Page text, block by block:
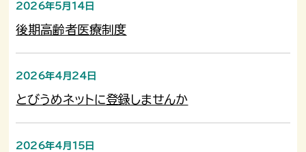
2026年5月14日
後期高齢者医療制度
2026年4月24日
とびうめネットに登録しませんか
2026年4月15日